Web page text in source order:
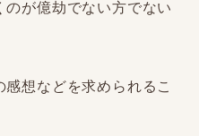
のが億劫でない方でない
想などを求められるこ